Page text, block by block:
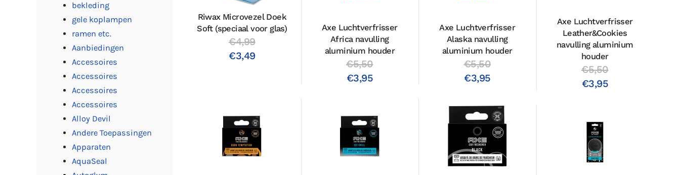
Riwax Microvezel Doek
Soft (speciaal voor glas)
€4,99
€3,49
Axe Luchtverfrisser
Africa navulling
aluminium houder
€5,50
€3,95
Axe Luchtverfrisser
Alaska navulling
aluminium houder
€5,50
€3,95
Axe Luchtverfrisser
Leather&Cookies
navulling aluminium
houder
€5,50
€3,95
bekleding
gele koplampen
ramen etc.
Aanbiedingen
Accessoires
Accessoires
Accessoires
Accessoires
Alloy Devil
Andere Toepassingen
Apparaten
AquaSeal